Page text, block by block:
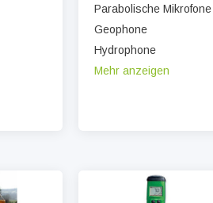
Parabolische Mikrofone
Geophone
Hydrophone
Mehr anzeigen